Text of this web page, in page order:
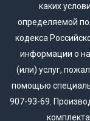
каких
определяемой
кодекса
информации о
(или) услуг,
помощью
907-93-69.